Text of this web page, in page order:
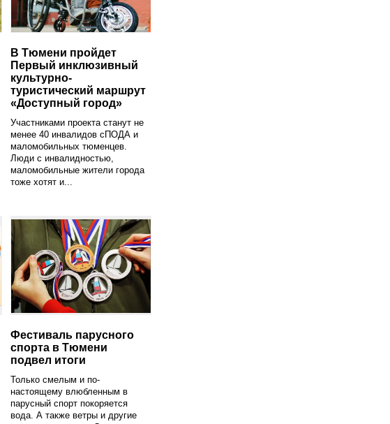
В Тюмени пройдет
Первый инклюзивный
культурно-
туристический маршрут
«Доступный город»
Участниками проекта станут не
менее 40 инвалидов сПОДА и
маломобильных тюменцев.
Люди с инвалидностью,
маломобильные жители города
тоже хотят и...
Фестиваль парусного
спорта в Тюмени
подвел итоги
Только смелым и по-
настоящему влюбленным в
парусный спорт покоряется
вода. А также ветры и другие